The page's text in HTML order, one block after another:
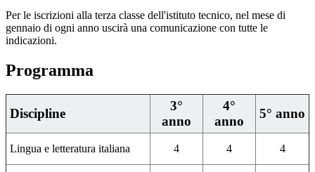
Per le iscrizioni alla terza classe dell'istituto tecnico, nel mese di
gennaio di ogni anno uscirà una comunicazione con tutte le
indicazioni.
Programma
Discipline
3°
anno
4°
anno
5° anno
Lingua e letteratura italiana 4 4 4